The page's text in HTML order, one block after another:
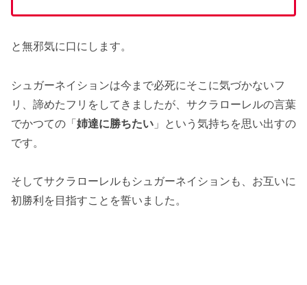
と無邪気に口にします。
シュガーネイションは今まで必死にそこに気づかないフ
リ、諦めたフリをしてきましたが、サクラローレルの言葉
でかつての「姉達に勝ちたい 」という気持ちを思い出すの
です。
そしてサクラローレルもシュガーネイションも、お互いに
初勝利を目指すことを誓いました。